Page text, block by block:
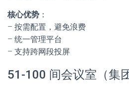
核心优势 ：
– 按需配置，避免浪费
– 统一管理平台
– 支持跨网段投屏
51-100 间会议室（集